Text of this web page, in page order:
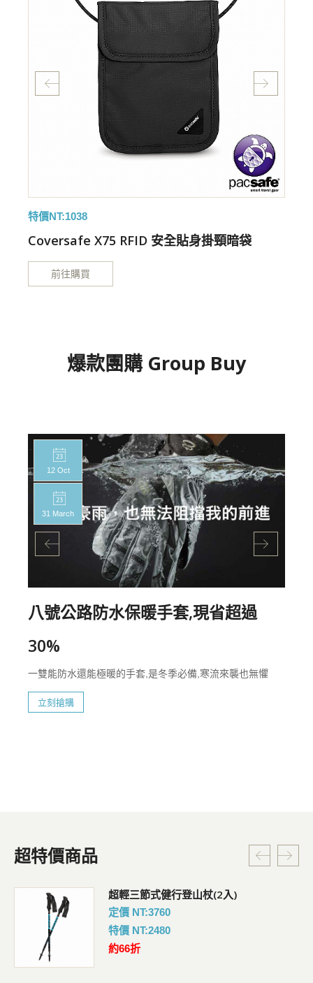
特價NT:1038
Coversafe X75 RFID 安全貼身掛頸暗袋
前往購買
爆款團購 Group Buy
12 Oct
31 March
八號公路防水保暖手套,現省超過
30%
一雙能防水還能極暖的手套,是冬季必備,寒流來襲也無懼
立刻搶購
超特價商品
超輕三節式健行登山杖(2入)
定價 NT:3760
特價 NT:2480
約66折